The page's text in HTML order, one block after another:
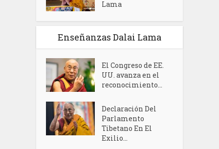
Lama
Enseñanzas Dalai Lama
El Congreso de EE.
UU. avanza en el
reconocimiento...
Declaración Del
Parlamento
Tibetano En El
Exilio...